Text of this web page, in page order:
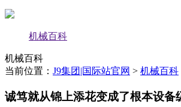
机械百科
机械百科
当前位置： J9集团|国际站官网 > 机械百科
诚笃就从锦上添花变成了根本设备